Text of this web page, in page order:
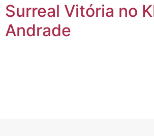
Surreal Vitória no
Andrade